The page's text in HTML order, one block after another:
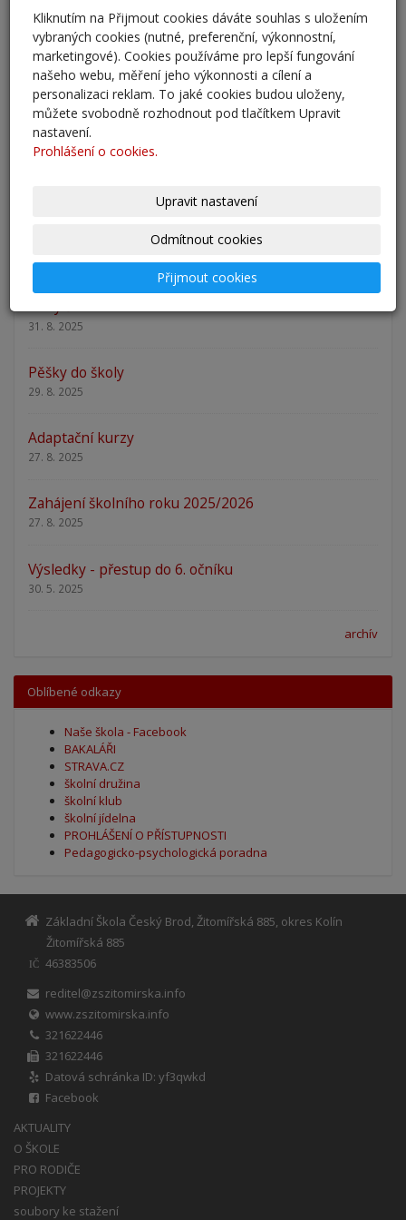
Přestup žáků do 6. ročníku na naši školu pro školní
rok 2026/202
25. 5. 2026
Odlišná organizace školního roku 2025/2026
27. 2. 2026
14. 1. 2026
Nový školní rok - informace
31. 8. 2025
Pěšky do školy
29. 8. 2025
Adaptační kurzy
27. 8. 2025
Zahájení školního roku 2025/2026
27. 8. 2025
Výsledky - přestup do 6. očníku
30. 5. 2025
archív
Oblíbené odkazy
Naše škola - Facebook
BAKALÁŘI
STRAVA.CZ
školní družina
školní klub
školní jídelna
PROHLÁŠENÍ O PŘÍSTUPNOSTI
Pedagogicko-psychologická poradna
Základní Škola Český Brod, Žitomířská 885, okres Kolín
Žitomířská 885
IČ
46383506
reditel@zszitomirska.info
www.zszitomirska.info
321622446
321622446
Datová schránka ID: yf3qwkd
Facebook
AKTUALITY
O ŠKOLE
PRO RODIČE
PROJEKTY
soubory ke stažení
Kliknutím na Přijmout cookies dáváte souhlas s uložením
vybraných cookies (nutné, preferenční, výkonnostní,
marketingové). Cookies používáme pro lepší fungování
našeho webu, měření jeho výkonnosti a cílení a
personalizaci reklam. To jaké cookies budou uloženy,
můžete svobodně rozhodnout pod tlačítkem Upravit
nastavení.
Prohlášení o cookies.
Upravit nastavení
Odmítnout cookies
Přijmout cookies